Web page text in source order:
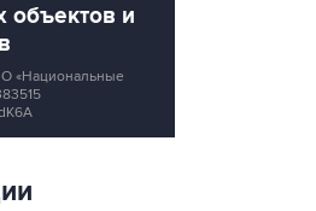
объектов и
«Национальные